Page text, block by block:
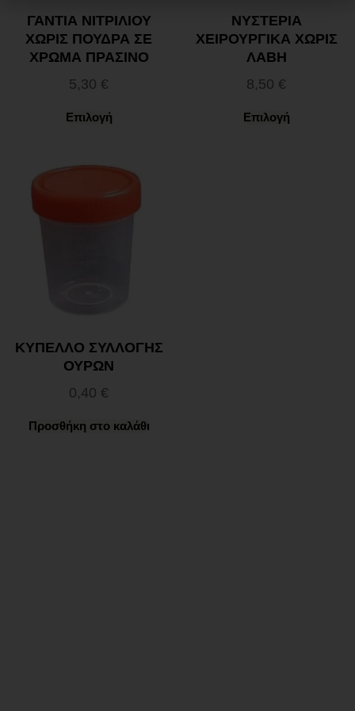
ΓΑΝΤΙΑ ΝΙΤΡΙΛΙΟΥ
ΧΩΡΙΣ ΠΟΥΔΡΑ ΣΕ
ΧΡΩΜΑ ΠΡΑΣΙΝΟ
5,30 €
Επιλογή
NΥΣΤΕΡΙΑ
ΧΕΙΡΟΥΡΓΙΚΑ ΧΩΡΙΣ
ΛΑΒΗ
8,50 €
Επιλογή
ΚΥΠΕΛΛΟ ΣΥΛΛΟΓΗΣ
ΟΥΡΩΝ
0,40 €
Προσθήκη στο καλάθι